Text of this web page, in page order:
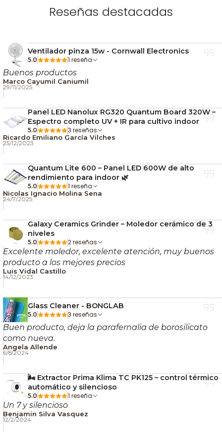
y 125 mm.
medianos.
⏳ Alto rendimiento y larga vida útil.
🌱 ¿Por Qué Utilizar un
Activado?
El carbón activado posee millones de microporos
capaces de retener partículas y compuestos
expulsado por el sistema de extracción salga mucho
más limpio, ayudando a mantener un entorno más
discreto y profesional.
Además, un sistema de extracción correctamente
dimensionado contribuye al control de temperatura,
humedad y renovación de aire dentro del cultivo.
Si quieres profundizar en este tema, revisa estas
guías de Nostress:
👉Cómo controlar el olor en indoor
👉Importancia de la ventilación
👉Qué es el VPD y cómo usarlo
🏠 Ideal para Carpas y
Sistemas de Extracción
Medianos
Su capacidad de 425 m³/h permite trabajar con
extractores de caudal similar, siendo una excelente
Reseñas destacadas
Ventilador pinza 15w - Cornwall Electronics
5.0 1 reseña
Buenos productos
Marco Cayumil Caniumil
29/11/2025
Panel LED Nanolux RG320 Quantum Board 320W –
Espectro completo UV + IR para cultivo indoor
5.0 3 reseñas
Ricardo Emiliano García Vilches
25/12/2023
Quantum Lite 600 – Panel LED 600W de alto
rendimiento para indoor 🌿
5.0 1 reseña
Nicolas Ignacio Molina Sena
24/7/2025
Galaxy Ceramics Grinder – Moledor cerámico de 3
niveles
5.0 2 reseñas
Excelente moledor, excelente atención, muy buenos
producto a los mejores precios
Luis Vidal Castillo
14/12/2023
Glass Cleaner - BONGLAB
5.0 3 reseñas
Buen producto, deja la parafernalia de borosilicato
como nueva.
Angela Allende
6/8/2024
🌬️ Extractor Prima Klima TC PK125 – control térmico
automático y silencioso
5.0 1 reseña
Un 7 y silencioso
Benjamin Silva Vasquez
12/2/2024